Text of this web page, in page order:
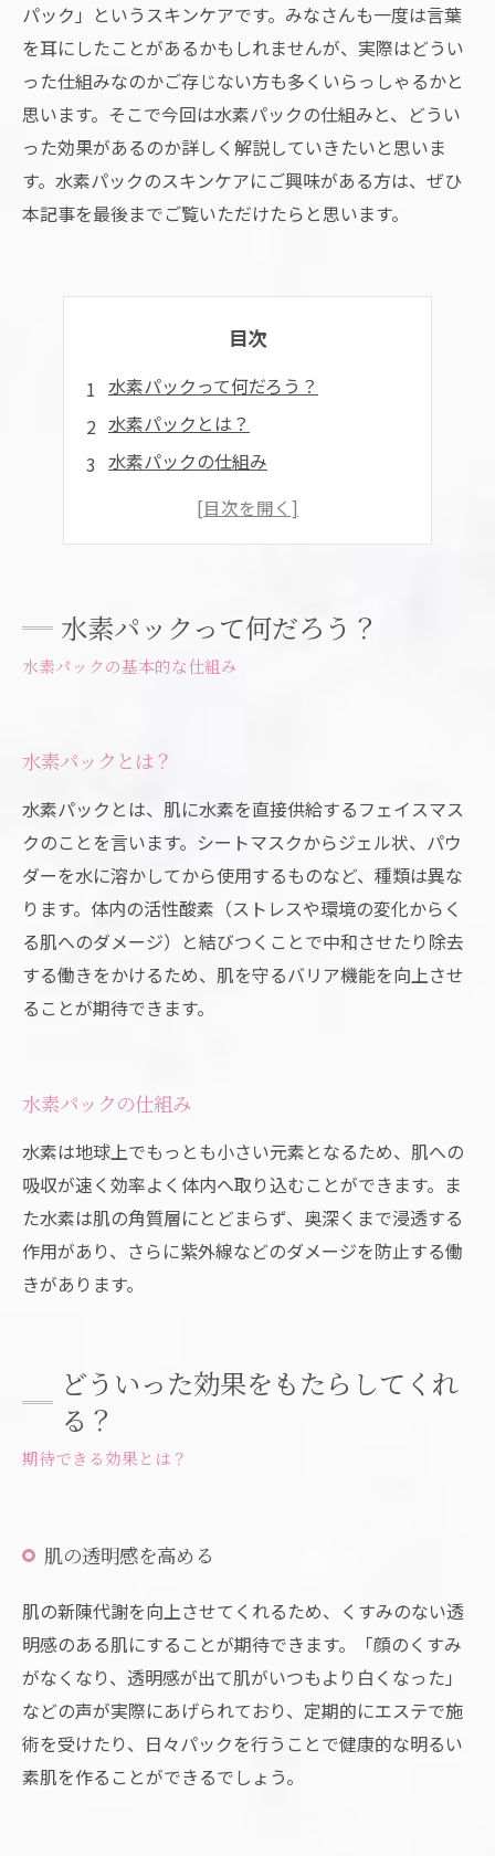
パック」というスキンケアです。みなさんも一度は言葉
を耳にしたことがあるかもしれませんが、実際はどうい
った仕組みなのかご存じない方も多くいらっしゃるかと
思います。そこで今回は水素パックの仕組みと、どうい
った効果があるのか詳しく解説していきたいと思いま
す。水素パックのスキンケアにご興味がある方は、ぜひ
本記事を最後までご覧いただけたらと思います。
目次
水素パックって何だろう？
水素パックとは？
水素パックの仕組み
どういった効果をもたらしてくれる？
保湿効果
まとめ
水素パックって何だろう？
水素パックの基本的な仕組み
水素パックとは？
水素パックとは、肌に水素を直接供給するフェイスマス
クのことを言います。シートマスクからジェル状、パウ
ダーを水に溶かしてから使用するものなど、種類は異な
ります。体内の活性酸素（ストレスや環境の変化からく
る肌へのダメージ）と結びつくことで中和させたり除去
する働きをかけるため、肌を守るバリア機能を向上させ
ることが期待できます。
水素パックの仕組み
水素は地球上でもっとも小さい元素となるため、肌への
吸収が速く効率よく体内へ取り込むことができます。ま
た水素は肌の角質層にとどまらず、奥深くまで浸透する
作用があり、さらに紫外線などのダメージを防止する働
きがあります。
どういった効果をもたらしてくれ
る？
期待できる効果とは？
肌の透明感を高める
肌の新陳代謝を向上させてくれるため、くすみのない透
明感のある肌にすることが期待できます。「顔のくすみ
がなくなり、透明感が出て肌がいつもより白くなった」
などの声が実際にあげられており、定期的にエステで施
術を受けたり、日々パックを行うことで健康的な明るい
素肌を作ることができるでしょう。